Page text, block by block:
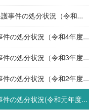
事件の処分状況（令和...
の処分状況（令和4年度...
の処分状況（令和3年度...
の処分状況（令和2年度...
の処分状況(令和元年度...